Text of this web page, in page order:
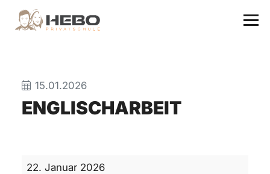
15.01.2026
ENGLISCHARBEIT
Englischarbeit
22. Januar 2026